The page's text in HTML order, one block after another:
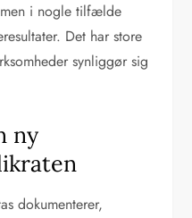
i nogle tilfælde
Det har store
synliggør sig
ny
dokumenterer,